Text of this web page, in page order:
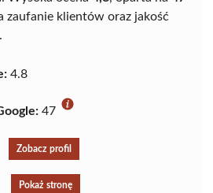
zaufanie klientów oraz jakość
4.8
47
Zobacz profil
Pokaż stronę